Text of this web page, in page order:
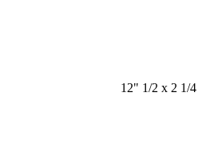
12" 1/2 x 2 1/4